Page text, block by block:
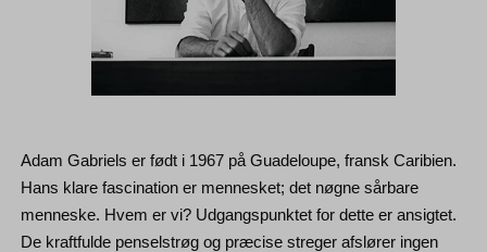
Adam Gabriels er født i 1967 på Guadeloupe, fransk Caribien.
Hans klare fascination er mennesket; det nøgne sårbare
menneske. Hvem er vi? Udgangspunktet for dette er ansigtet.
De kraftfulde penselstrøg og præcise streger afslører ingen